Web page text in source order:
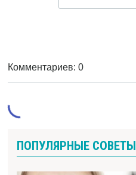
Комментариев: 0
ПОПУЛЯРНЫЕ СОВЕТЫ